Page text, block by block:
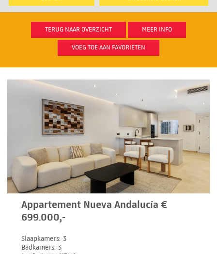
TERUG NAAR OVERZICHT MEER INFO
VOEG TOE AAN FAVORIETEN
Appartement Nueva Andalucía €
699.000,-
Slaapkamers 3
Badkamers 3